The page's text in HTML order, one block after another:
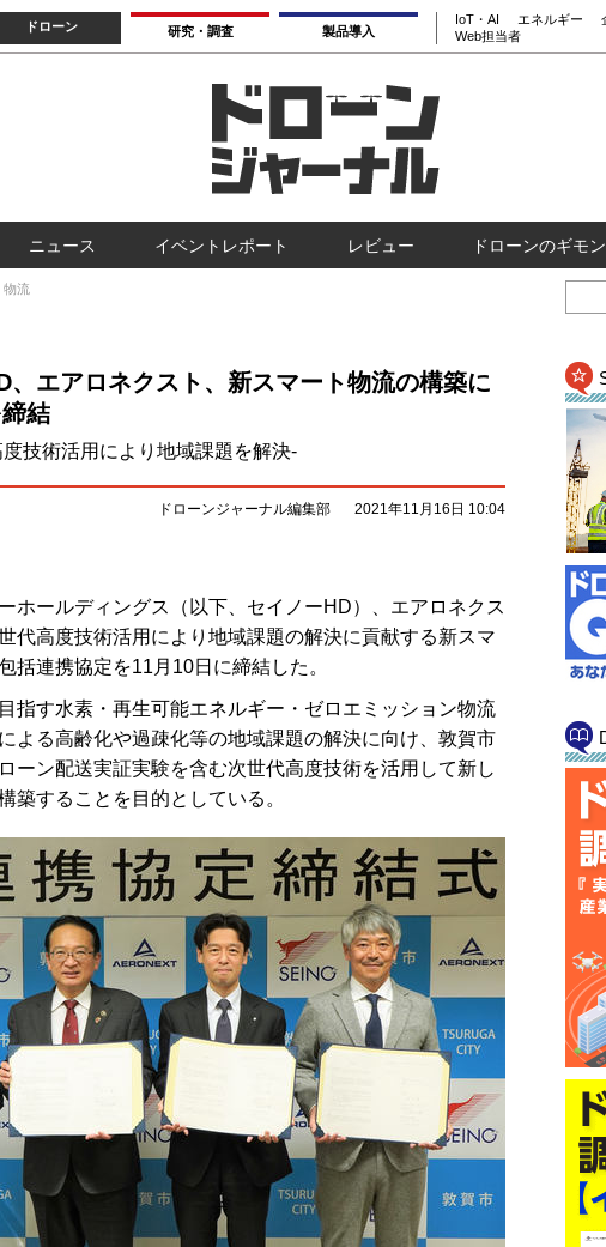
ドローン 研究・調査 製品導入
IoT・AI エネルギー
Web担当者
ニュース イベントレポート レビュー ドローンのギモ
物流
、エアロネクスト、新スマート物流の構築に
結
技術活用により地域課題を解決-
ドローンジャーナル編集部 2021年11月16日 10:04
ホールディングス（以下、セイノーHD）、エアロネクス
代高度技術活用により地域課題の解決に貢献する新スマ
括連携協定を11月10日に締結した。
指す水素・再生可能エネルギー・ゼロエミッション物流
よる高齢化や過疎化等の地域課題の解決に向け、敦賀市
ーン配送実証実験を含む次世代高度技術を活用して新し
築することを目的としている。